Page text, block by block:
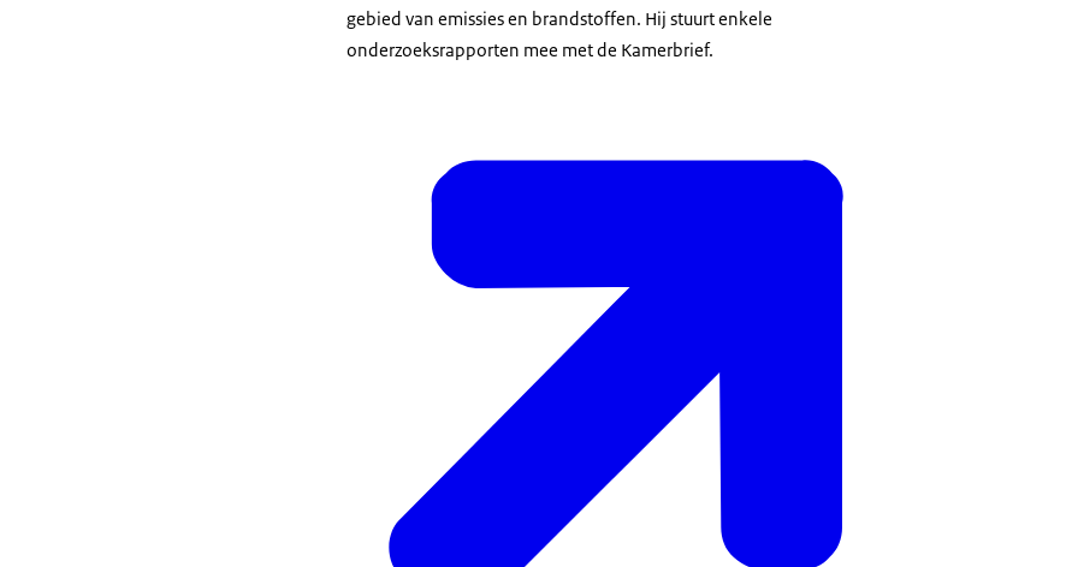
gebied van emissies en brandstoffen. Hij stuurt enkele
onderzoeksrapporten mee met de Kamerbrief.